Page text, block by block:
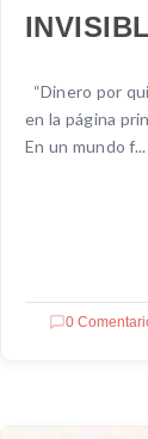
“Dinero por
en la página
En un mundo f...
0